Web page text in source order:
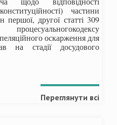
частини
першої, другої статті 309
оскарження для
на стадії досудового
Переглянути всі